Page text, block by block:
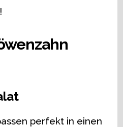
perfekt in einen